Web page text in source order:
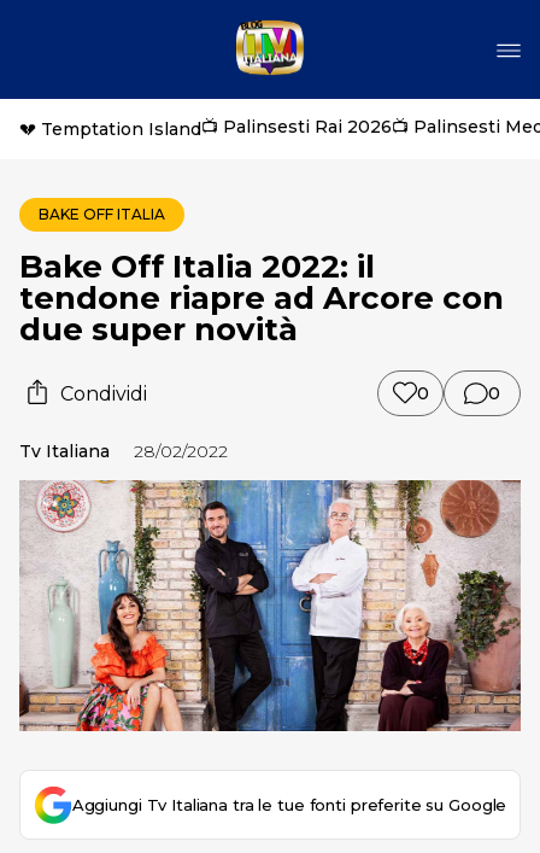
💔 Temptation Island📺 Palinsesti Rai 2026📺 Palinsesti
BAKE OFF ITALIA
Bake Off Italia 2022: il
tendone riapre ad Arcore con
due super novità
Condividi 0 0
Tv Italiana 28/02/2022
Aggiungi Tv Italiana tra le tue fonti preferite su Google